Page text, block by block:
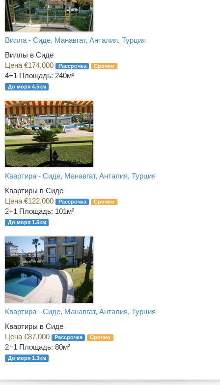
Вилла - Сиде, Манавгат, Анталия, Турция
Виллы в Сиде
Цена €174,000
Рассрочка Срочно
4+1 Площадь: 240м²
До моря 4.5км
Квартира - Сиде, Манавгат, Анталия, Турция
Квартиры в Сиде
Цена €122,000
Рассрочка Срочно
2+1 Площадь: 101м²
До моря 1.5км
Квартира - Сиде, Манавгат, Анталия, Турция
Квартиры в Сиде
Цена €87,000
Рассрочка Срочно
2+1 Площадь: 80м²
До моря 1.3км